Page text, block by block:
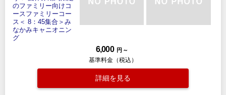
6,000 円 ～
基準料金（税込）
詳細を見る